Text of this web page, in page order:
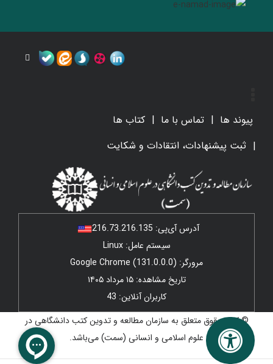
پیوند ها تماس با ما
کتاب ها
ثبت پیشنهادات، انتقادات و شکایت
آدرس آی‌پی: 216.73.216.135
سیستم عامل: Linux
مرورگر: Google Chrome (131.0.0.0)
تاریخ مشاهده: ۱۵ مرداد ۱۴۰۵
کاربران آنلاین: 43
© کلیه حقوق متعلق به سازمان مطالعه و تدوین کتب دانشگاهی در
علوم اسلامی و انسانی (سمت) می‌باشد.